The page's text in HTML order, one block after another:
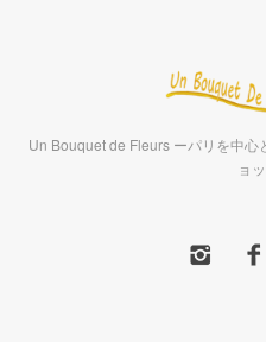
Un Bouquet de Fleurs ーパリを中
ョ